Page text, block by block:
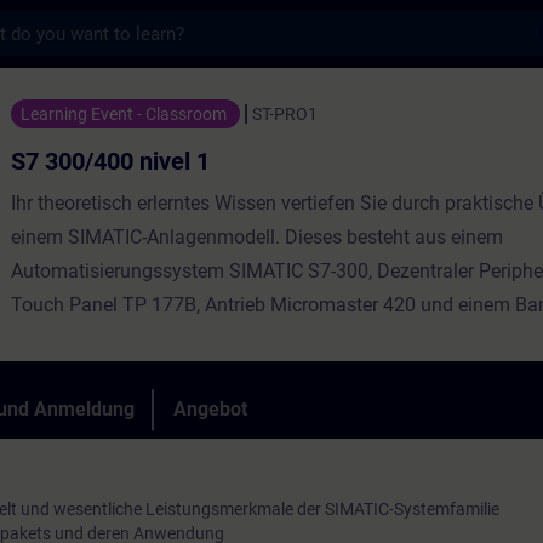
1 - Training - Schulung - Weiterbildung
Learning Event - Classroom ST-PRO1
S7 300/400 nivel 1
Ihr theoretisch erlerntes Wissen vertiefen Sie durch praktische
einem SIMATIC-Anlagenmodell. Dieses besteht aus einem
Automatisierungssystem SIMATIC S7-300, Dezentraler
Touch Panel TP 177B, Antrieb Micromaster 420 und einem
Anmeldung Angebot
und wesentliche Leistungsmerkmale der SIMATIC-Systemfamilie
und deren Anwendung